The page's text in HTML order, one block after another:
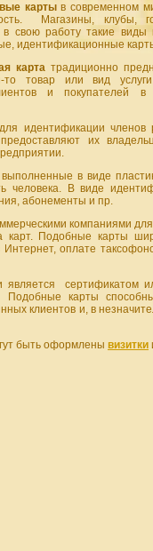
картыв современном
Магазины, клубы,
свою работу такие виды
идентификационные
карта традиционно
то товар или вид
и покупателей
идентификации членов
их
в виде
человека. В виде
абонементы и пр.
компаниями
карт. Подобные карты
оплате
сертификатом
Подобные карты
клиентов и, в
быть оформлены визитки